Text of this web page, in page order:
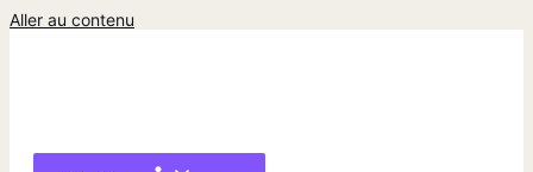
Aller au contenu